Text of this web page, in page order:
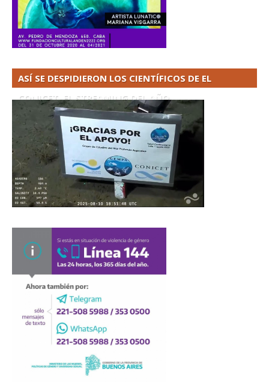
ASÍ SE DESPIDIERON LOS CIENTÍFICOS DE EL
CONICET. EL STREAMING DEL AÑO